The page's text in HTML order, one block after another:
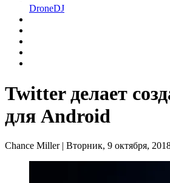
DroneDJ
Twitter делает
для Android
Chance Miller| Вторник, 9 октября,